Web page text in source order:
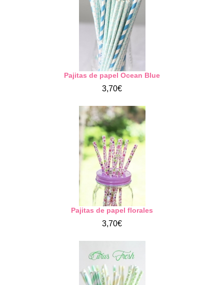
Pajitas de papel Ocean Blue
3,70€
Pajitas de papel florales
3,70€